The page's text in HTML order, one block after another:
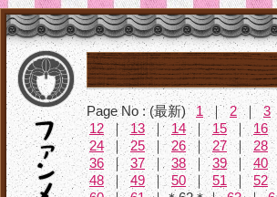
Page No : (最新) 1 ｜ 2｜ 3
12
｜13 ｜ 14 ｜15｜ 16
24 ｜ 25 ｜ 26｜ 27 ｜ 28
36
｜ 37｜ 38｜39 ｜ 40
48 ｜ 49 ｜ 50｜ 51 ｜ 52